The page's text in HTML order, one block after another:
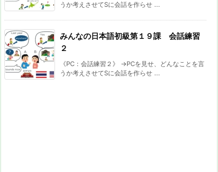
うか考えさせてSに会話を作らせ ...
みんなの日本語初級第１９課 会話練習
２
《PC：会話練習２》 →PCを見せ、どんなことを言
うか考えさせてSに会話を作らせ ...